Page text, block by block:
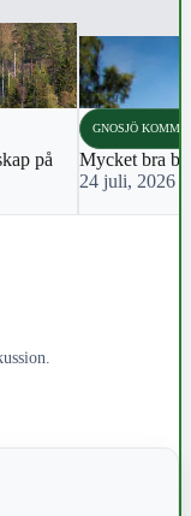
på
GNOSJÖ
Mycket bra
24 juli, 2026